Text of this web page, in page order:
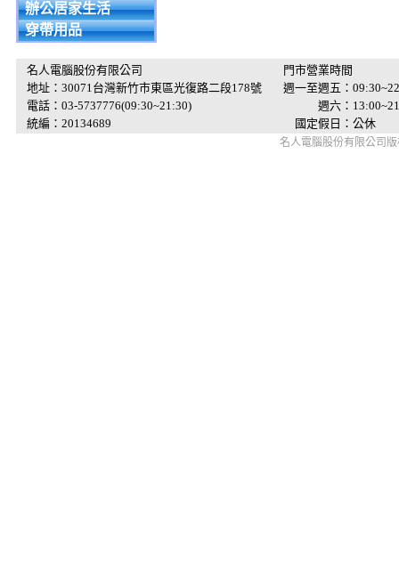
辦公居家生活
穿帶用品
名人電腦股份有限公司
地址：30071台灣新竹市東區光復路二段178號
電話：03-5737776(09:30~21:30)
統編：20134689
門市營業時間
週一至週五：
週六：
國定假日：公休
名人電腦股份有限公司版